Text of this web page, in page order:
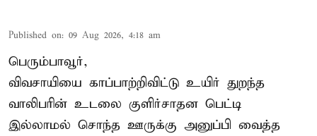
Published on: 09 Aug 2026, 4:18 am
பெரும்பாவூர்,
விவசாயியை காப்பாற்றிவிட்டு உயிர் துறந்த
வாலிபரின் உடலை குளிர்சாதன பெட்டி
இல்லாமல் சொந்த ஊருக்கு அனுப்பி வைத்த